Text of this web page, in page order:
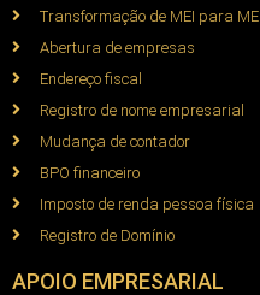
Transformação de MEI para ME
Abertura de empresas
Endereço fiscal
Registro de nome empresarial
Mudança de contador
BPO financeiro
Imposto de renda pessoa física
Registro de Domínio
APOIO EMPRESARIAL